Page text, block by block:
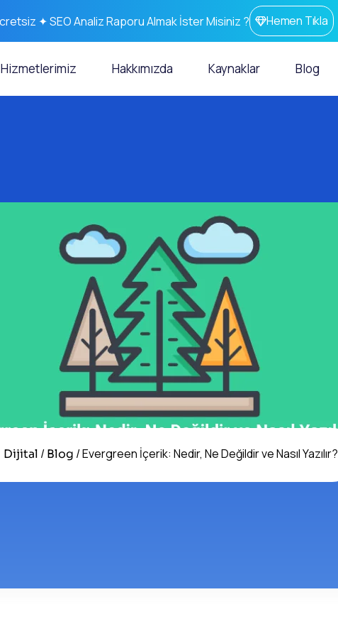
✦ SEO Analiz Raporu Almak İster Misiniz ? Hemen Tıkla
Hizmetlerimiz Hakkımızda Kaynaklar Blog
Dijital /Blog /Evergreen İçerik: Nedir, Ne Değildir ve Nasıl Yazılır?